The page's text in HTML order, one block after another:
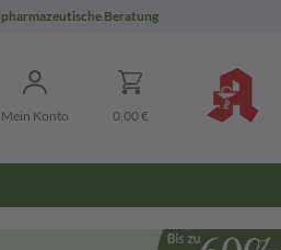
pharmazeutische Beratung
Mein Konto 0,00 €